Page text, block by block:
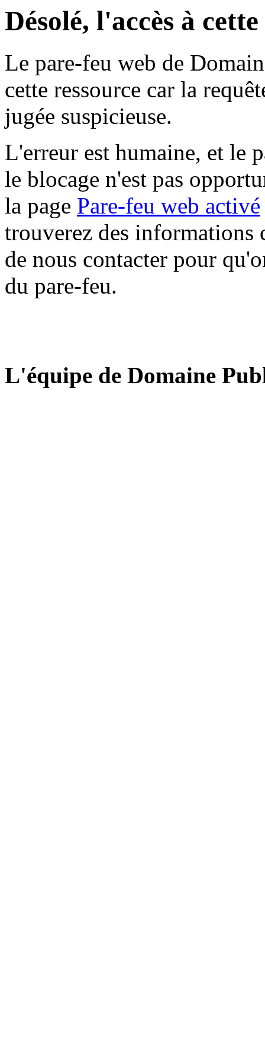
Désolé, l'accès à
Le pare-feu web de
cette ressource car la
jugée suspicieuse.
L'erreur est humaine, et le
le blocage n'est pas
la page Pare-feu web activé
trouverez des informations
de nous contacter pour
du pare-feu.
L'équipe de Domaine